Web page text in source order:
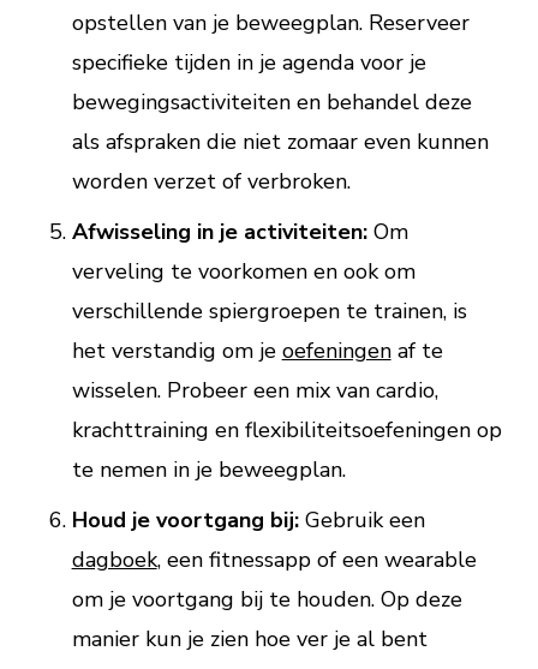
opstellen van je beweegplan. Reserveer
specifieke tijden in je agenda voor je
bewegingsactiviteiten en behandel deze
als afspraken die niet zomaar even kunnen
worden verzet of verbroken.
Afwisseling in je activiteiten:Om
verveling te voorkomen en ook om
verschillende spiergroepen te trainen, is
het verstandig om je oefeningenaf te
wisselen. Probeer een mix van cardio,
krachttraining en flexibiliteitsoefeningen op
te nemen in je beweegplan.
Houd je voortgang bij:Gebruik een
dagboek, een fitnessapp of een wearable
om je voortgang bij te houden. Op deze
manier kun je zien hoe ver je al bent